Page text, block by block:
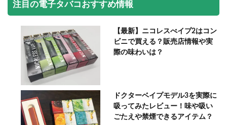
注目の電子タバコおすすめ情報
【最新】ニコレスべイプ2はコン
ビニで買える？販売店情報や実
際の味わいは？
ドクターベイプモデル3を実際に
吸ってみたレビュー！味や吸い
ごたえや禁煙できるアイテム？